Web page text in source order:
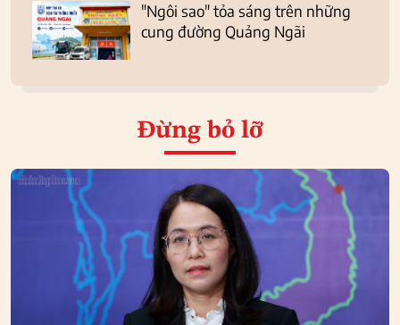
"Ngôi sao" tỏa sáng trên những
cung đường Quảng Ngãi
Đừng bỏ lỡ